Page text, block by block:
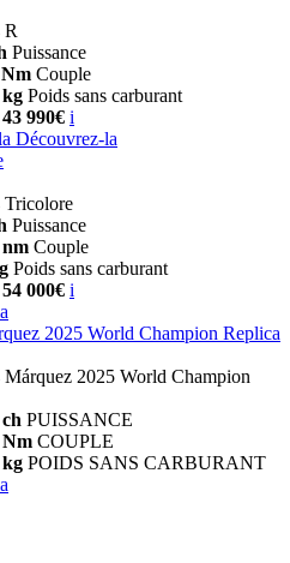
R
Puissance
Nm Couple
kg Poids sans carburant
990€ i
Découvrez-la
Tricolore
Puissance
nm Couple
Poids sans carburant
000€ i
2025 World Champion Replica
2025 World Champion
PUISSANCE
Nm COUPLE
kg POIDS SANS CARBURANT